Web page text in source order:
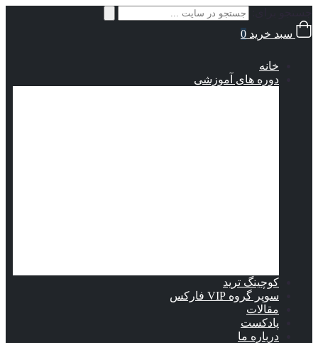
سبد خرید 0
خانه
دوره های آموزشی
کوچینگ ترید
سوپر گروه VIP فارکس
مقالات
پادکست
درباره ما